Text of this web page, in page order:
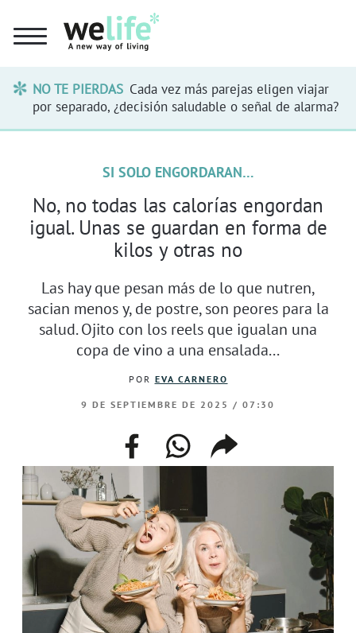
NO TE PIERDAS Cada vez más parejas eligen viajar
por separado, ¿decisión saludable o señal de alarma?
SI SOLO ENGORDARAN…
No, no todas las calorías engordan
igual. Unas se guardan en forma de
kilos y otras no
Las hay que pesan más de lo que nutren,
sacian menos y, de postre, son peores para la
salud. Ojito con los reels que igualan una
copa de vino a una ensalada...
POR EVA CARNERO
9 DE SEPTIEMBRE DE 2025 / 07:30
facebookwhatsappcompartir
enlace